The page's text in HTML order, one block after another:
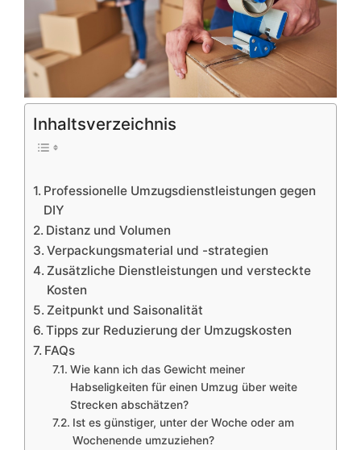
Inhaltsverzeichnis
Professionelle Umzugsdienstleistungen gegen
DIY
Distanz und Volumen
Verpackungsmaterial und -strategien
Zusätzliche Dienstleistungen und versteckte
Kosten
Zeitpunkt und Saisonalität
Tipps zur Reduzierung der Umzugskosten
FAQs
Wie kann ich das Gewicht meiner
Habseligkeiten für einen Umzug über weite
Strecken abschätzen?
Ist es günstiger, unter der Woche oder am
Wochenende umzuziehen?